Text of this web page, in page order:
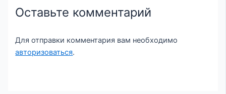
Оставьте комментарий
Для отправки комментария вам необходимо
авторизоваться.